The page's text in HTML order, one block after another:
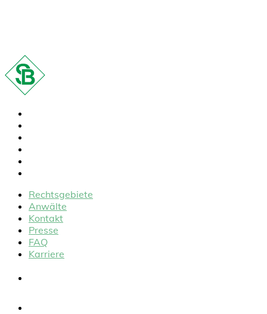
Rechtsgebiete
Anwälte
Kontakt
Presse
FAQ
Karriere